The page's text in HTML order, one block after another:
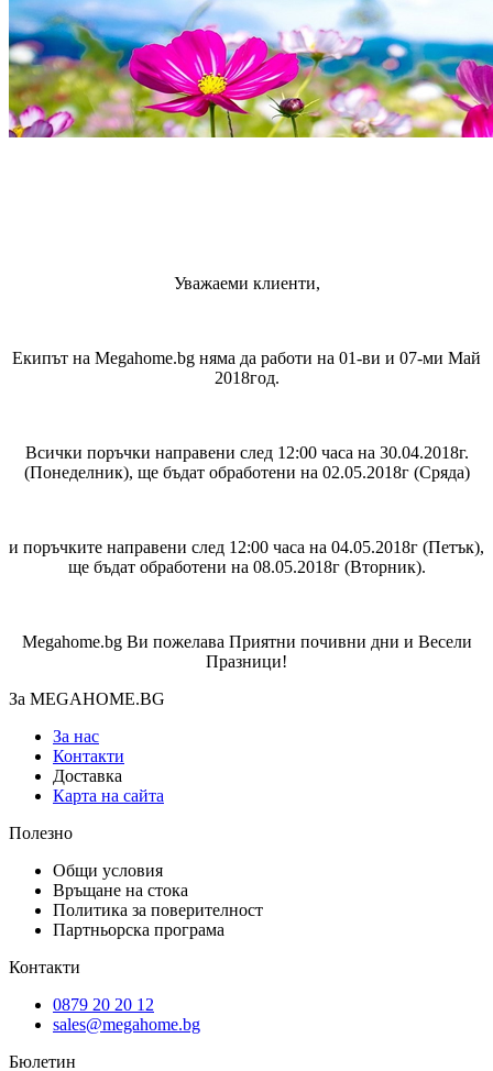
Уважаеми клиенти,
Екипът на Megahome.bg няма да работи на 01-ви и 07-ми Май
2018год.
Всички поръчки направени след 12:00 часа на 30.04.2018г.
(Понеделник), ще бъдат обработени на 02.05.2018г (Сряда)
и поръчките направени след 12:00 часа на 04.05.2018г (Петък),
ще бъдат обработени на 08.05.2018г (Вторник).
Megahome.bg Ви пожелава Приятни почивни дни и Весели
Празници!
За MEGAHOME.BG
За нас
Контакти
Доставка
Карта на сайта
Полезно
Общи условия
Връщане на стока
Политика за поверителност
Партньорска програма
Контакти
0879 20 20 12
sales@megahome.bg
Бюлетин